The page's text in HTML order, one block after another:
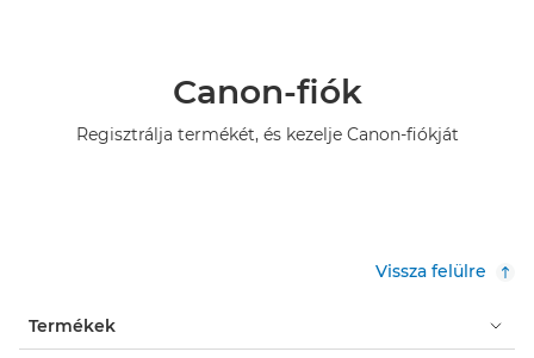
Canon-fiók
Regisztrálja termékét, és kezelje Canon-fiókját
Vissza felülre
Termékek